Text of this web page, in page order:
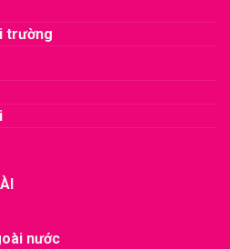
trường
nước